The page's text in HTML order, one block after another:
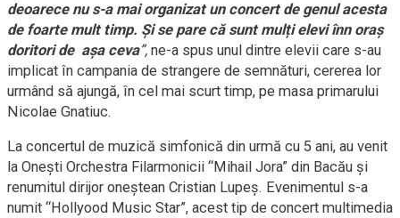
deoarece nu s-a mai organizat un concert de genul acesta
de foarte mult timp. Și se pare că sunt mulți elevi înn oraș
doritori de așa ceva”, ne-a spus unul dintre elevii care s-au
implicat în campania de strangere de semnături, cererea lor
urmând să ajungă, în cel mai scurt timp, pe masa primarului
Nicolae Gnatiuc.
La concertul de muzică simfonică din urmă cu 5 ani, au venit
la Onești Orchestra Filarmonicii “Mihail Jora” din Bacău și
renumitul dirijor oneștean Cristian Lupeș. Evenimentul s-a
numit “Hollyood Music Star”, acest tip de concert multimedia